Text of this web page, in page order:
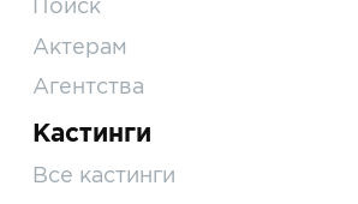
Поиск
Актерам
Агентства
Кастинги
Все кастинги